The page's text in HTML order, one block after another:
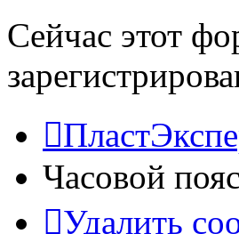
Сейчас этот
Часовой
Удалить